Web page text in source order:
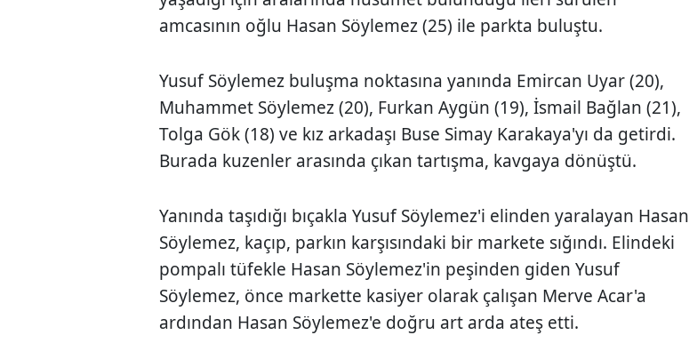
amcasının oğlu Hasan Söylemez (25) ile parkta buluştu.
Yusuf Söylemez buluşma noktasına yanında Emircan Uyar (20),
Muhammet Söylemez (20), Furkan Aygün (19), İsmail Bağlan (21),
Tolga Gök (18) ve kız arkadaşı Buse Simay Karakaya'yı da getirdi.
Burada kuzenler arasında çıkan tartışma, kavgaya dönüştü.
Yanında taşıdığı bıçakla Yusuf Söylemez'i elinden yaralayan Hasan
Söylemez, kaçıp, parkın karşısındaki bir markete sığındı. Elindeki
pompalı tüfekle Hasan Söylemez'in peşinden giden Yusuf
Söylemez, önce markette kasiyer olarak çalışan Merve Acar'a
ardından Hasan Söylemez'e doğru art arda ateş etti.